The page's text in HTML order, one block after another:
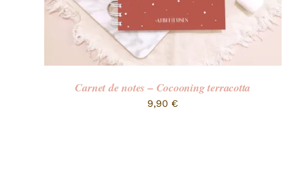
Carnet de notes – Cocooning terracotta
9,90 €